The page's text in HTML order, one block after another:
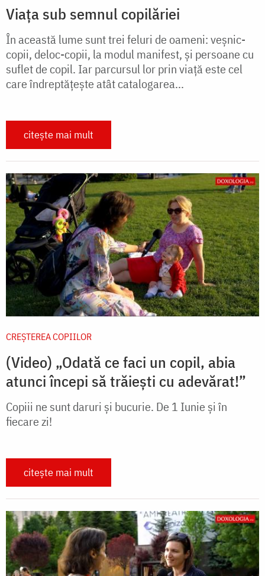
Viața sub semnul copilăriei
În această lume sunt trei feluri de oameni: veșnic-
copii, deloc-copii, la modul manifest, și persoane cu
suflet de copil. Iar parcursul lor prin viață este cel
care îndreptățește atât catalogarea...
citește mai mult
CREŞTEREA COPIILOR
(Video) „Odată ce faci un copil, abia
atunci începi să trăiești cu adevărat!”
Copiii ne sunt daruri și bucurie. De 1 Iunie și în
fiecare zi!
citește mai mult